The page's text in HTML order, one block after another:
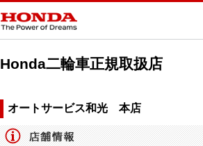
Honda二輪車正規取扱店
オートサービス和光 本店